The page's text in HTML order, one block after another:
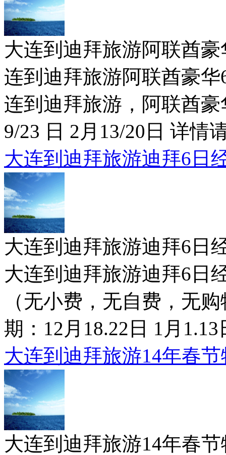
大连到迪拜旅游阿联酋
连到迪拜旅游阿联酋豪
连到迪拜旅游，阿联酋
9/23 日 2月13/20日 详情
大连到迪拜旅游迪拜6日
大连到迪拜旅游迪拜6日
大连到迪拜旅游迪拜6日
（无小费，无自费，无
期：12月18.22日 1月
大连到迪拜旅游14年春
大连到迪拜旅游14年春